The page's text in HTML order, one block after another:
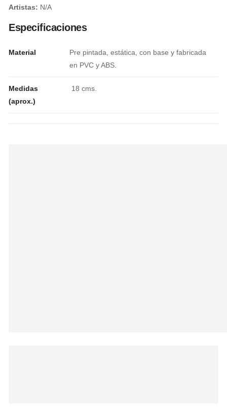
Artistas: N/A
Especificaciones
Material
Pre pintada, estática, con base y fabricada
en PVC y ABS.
Medidas
(aprox.)
18 cms.